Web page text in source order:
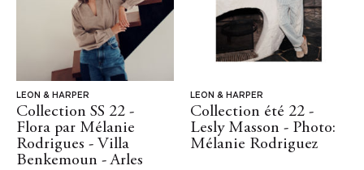
LEON & HARPER
Collection SS 22 -
Flora par Mélanie
Rodrigues - Villa
Benkemoun - Arles
LEON & HARPER
Collection été 22 -
Lesly Masson - Photo:
Mélanie Rodriguez